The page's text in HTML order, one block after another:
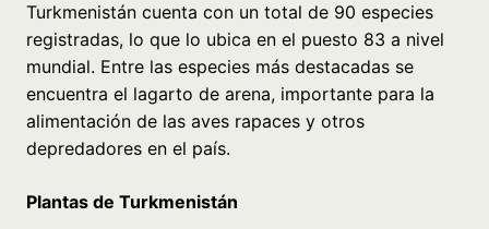
Turkmenistán cuenta con un total de 90 especies
registradas, lo que lo ubica en el puesto 83 a nivel
mundial. Entre las especies más destacadas se
encuentra el lagarto de arena, importante para la
alimentación de las aves rapaces y otros
depredadores en el país.
Plantas de Turkmenistán